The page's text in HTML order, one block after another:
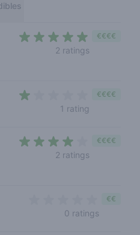
2 ratings
€€€€
1 rating
€€€€
2 ratings
€€€€
0 ratings
€€